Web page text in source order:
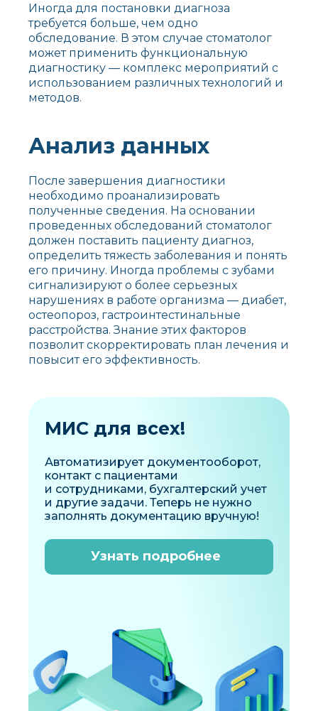
Иногда для постановки диагноза
требуется больше, чем одно
обследование. В этом случае стоматолог
может применить функциональную
диагностику — комплекс мероприятий с
использованием различных технологий и
методов.
Анализ данных
После завершения диагностики
необходимо проанализировать
полученные сведения. На основании
проведенных обследований стоматолог
должен поставить пациенту диагноз,
определить тяжесть заболевания и понять
его причину. Иногда проблемы с зубами
сигнализируют о более серьезных
нарушениях в работе организма — диабет,
остеопороз, гастроинтестинальные
расстройства. Знание этих факторов
позволит скорректировать план лечения и
повысит его эффективность.
МИС для всех!
Автоматизирует документооборот,
контакт с пациентами
и сотрудниками, бухгалтерский учет
и другие задачи. Теперь не нужно
заполнять документацию вручную!
Узнать подробнее